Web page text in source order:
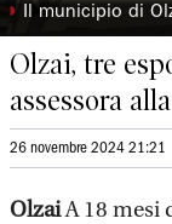
◗ Il municipio di
Olzai, tre
assessora
26 novembre 2024 21:21
OlzaiA 18 mesi